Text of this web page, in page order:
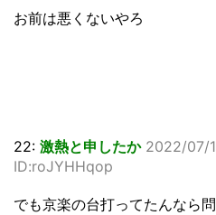
お前は悪くないやろ
22: 激熱と申したか 2022/07/
ID:roJYHHqop
でも京楽の台打ってたんなら